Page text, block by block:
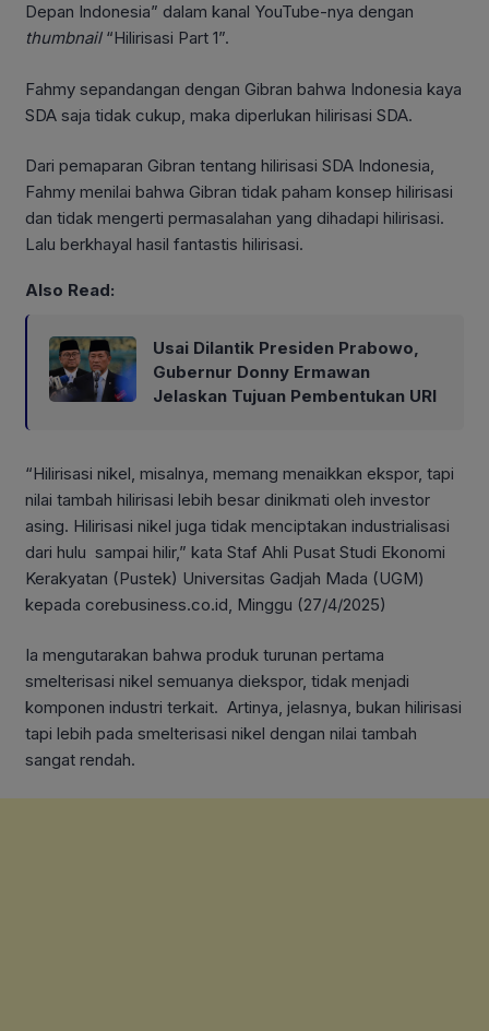
Depan Indonesia” dalam kanal YouTube-nya dengan
thumbnail“Hilirisasi Part 1”.
Fahmy sepandangan dengan Gibran bahwa Indonesia kaya
SDA saja tidak cukup, maka diperlukan hilirisasi SDA.
Dari pemaparan Gibran tentang hilirisasi SDA Indonesia,
Fahmy menilai bahwa Gibran tidak paham konsep hilirisasi
dan tidak mengerti permasalahan yang dihadapi hilirisasi.
Lalu berkhayal hasil fantastis hilirisasi.
Also Read:
Usai Dilantik Presiden Prabowo,
Gubernur Donny Ermawan
Jelaskan Tujuan Pembentukan URI
“Hilirisasi nikel, misalnya, memang menaikkan ekspor, tapi
nilai tambah hilirisasi lebih besar dinikmati oleh investor
asing. Hilirisasi nikel juga tidak menciptakan industrialisasi
dari hulu sampai hilir,” kata Staf Ahli Pusat Studi Ekonomi
Kerakyatan (Pustek) Universitas Gadjah Mada (UGM)
kepada corebusiness.co.id, Minggu (27/4/2025)
Ia mengutarakan bahwa produk turunan pertama
smelterisasi nikel semuanya diekspor, tidak menjadi
komponen industri terkait. Artinya, jelasnya, bukan hilirisasi
tapi lebih pada smelterisasi nikel dengan nilai tambah
sangat rendah.